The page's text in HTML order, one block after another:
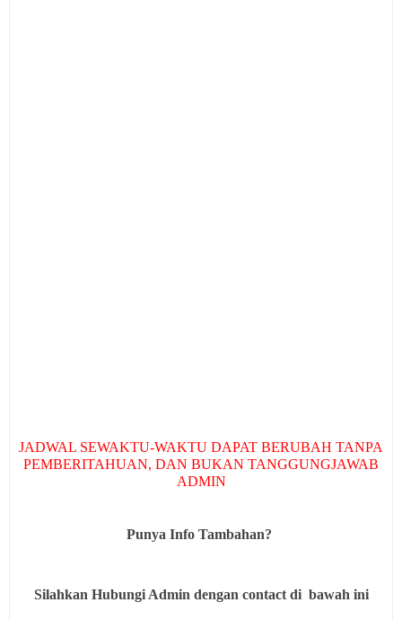
JADWAL SEWAKTU-WAKTU DAPAT BERUBAH TANPA
PEMBERITAHUAN, DAN BUKAN TANGGUNGJAWAB
ADMIN
Punya Info Tambahan?
Silahkan Hubungi Admin dengan contact di bawah ini